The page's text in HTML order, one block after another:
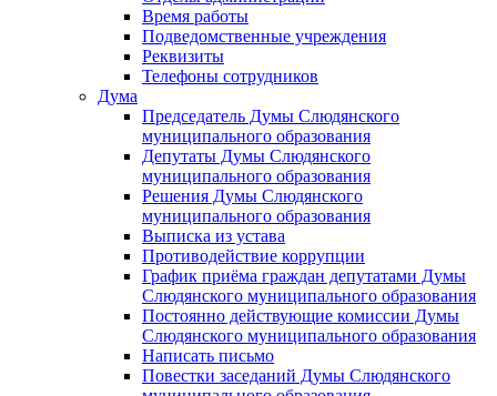
Время работы
Подведомственные учреждения
Реквизиты
Телефоны сотрудников
Дума
Председатель Думы Слюдянского
муниципального образования
Депутаты Думы Слюдянского
муниципального образования
Решения Думы Слюдянского
муниципального образования
Выписка из устава
Противодействие коррупции
График приёма граждан депутатами Думы
Слюдянского муниципального образования
Постоянно действующие комиссии Думы
Слюдянского муниципального образования
Написать письмо
Повестки заседаний Думы Слюдянского